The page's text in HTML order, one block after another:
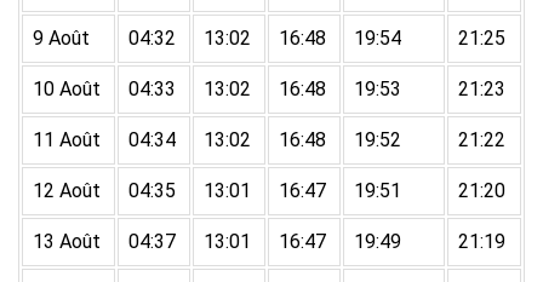
9 Août 04:32 13:02 16:48 19:54 21:25
10 Août 04:33 13:02 16:48 19:53 21:23
11 Août 04:34 13:02 16:48 19:52 21:22
12 Août 04:35 13:01 16:47 19:51 21:20
13 Août 04:37 13:01 16:47 19:49 21:19